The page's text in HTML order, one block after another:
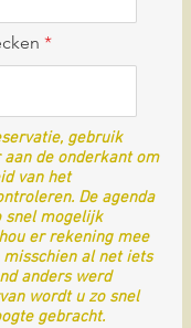
i
r
d
*r
i
r
e
d
gebruik
de onderkant om
van het
De agenda
snel mogelijk
er rekening mee
al net iets
anders werd
wordt u zo snel
gebracht.